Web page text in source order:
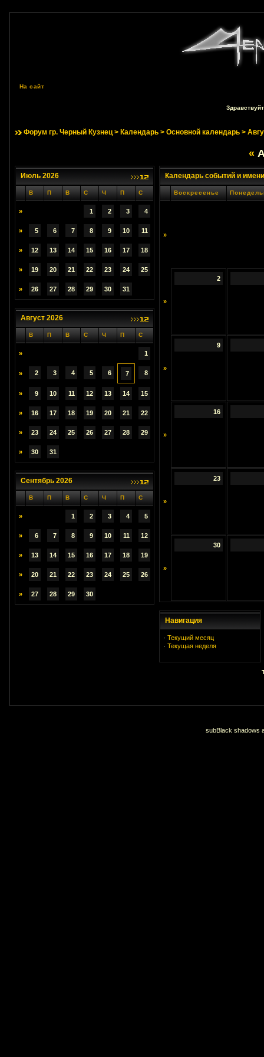
На сайт
Форум гр. Черный Кузнец> Календарь> Основной календарь>
«
Июль 2026
В П В С Ч П С
» 1 2 3 4
» 5 6 7 8 9 10 11
» 12 13 14 15 16 17 18
» 19 20 21 22 23 24 25
» 26 27 28 29 30 31
Август 2026
В П В С Ч П С
» 1
» 2 3 4 5 6 7 8
» 9 10 11 12 13 14 15
» 16 17 18 19 20 21 22
» 23 24 25 26 27 28 29
» 30 31
Сентябрь 2026
В П В С Ч П С
» 1 2 3 4 5
» 6 7 8 9 10 11 12
» 13 14 15 16 17 18 19
» 20 21 22 23 24 25 26
» 27 28 29 30
Календарь событий и
Воскресенье
»
»
2
»
9
»
16
»
23
»
30
Навигация
· Текущий месяц
· Текущая неделя
subBlack shadows